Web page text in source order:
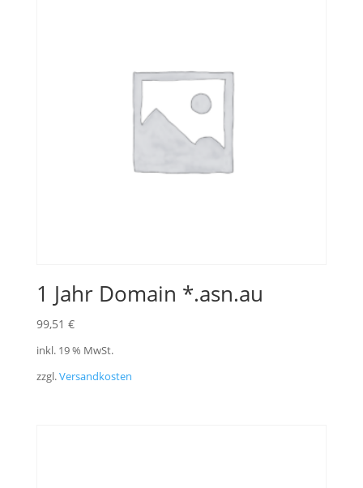
1 Jahr Domain *.asn.au
99,51 €
inkl. 19 % MwSt.
zzgl.Versandkosten